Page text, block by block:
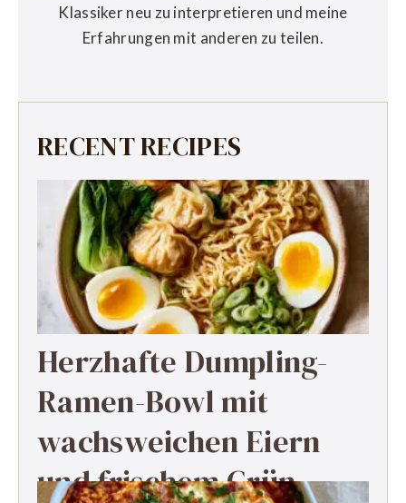
Klassiker neu zu interpretieren und meine
Erfahrungen mit anderen zu teilen.
RECENT RECIPES
Herzhafte Dumpling-
Ramen-Bowl mit
wachsweichen Eiern
und frischem Grün